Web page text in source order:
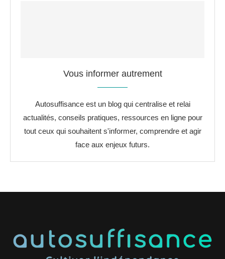
Vous informer autrement
Autosuffisance est un blog qui centralise et relai
actualités, conseils pratiques, ressources en ligne pour
tout ceux qui souhaitent s'informer, comprendre et agir
face aux enjeux futurs.